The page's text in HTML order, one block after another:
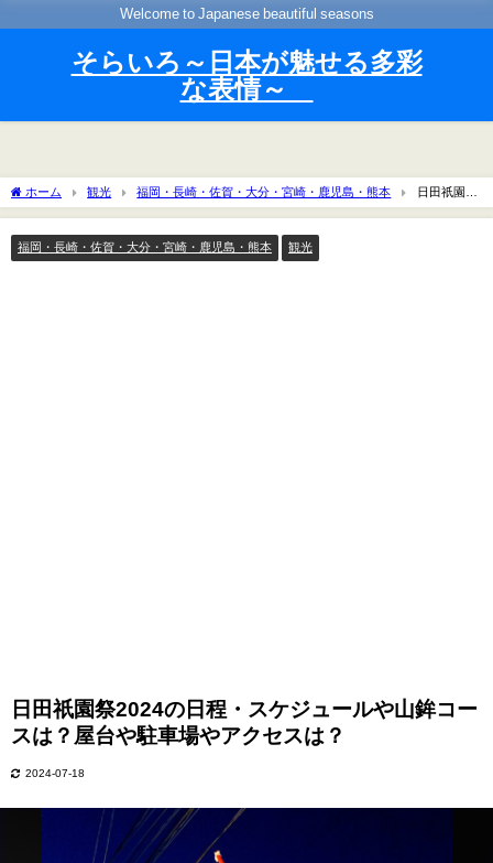
Welcome to Japanese beautiful seasons
そらいろ～日本が魅せる多彩
な表情～
ホーム 観光 福岡・長崎・佐賀・大分・宮崎・鹿児島・熊本
日田祇園祭
2024の日程・スケジュールや山鉾コースは？屋台や駐車場やアクセスは？
福岡・長崎・佐賀・大分・宮崎・鹿児島・熊本 観光
日田祇園祭2024の日程・スケジュールや山鉾コー
スは？屋台や駐車場やアクセスは？
2024-07-18